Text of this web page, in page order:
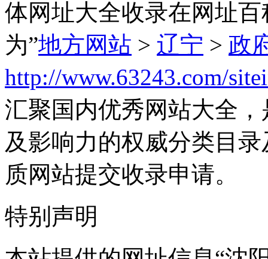
体网址大全收录在网址
为”地方网站 > 辽宁 > 政
http://www.63243.com/
汇聚国内优秀网站大全
及影响力的权威分类目
质网站提交收录申请。
特别声明